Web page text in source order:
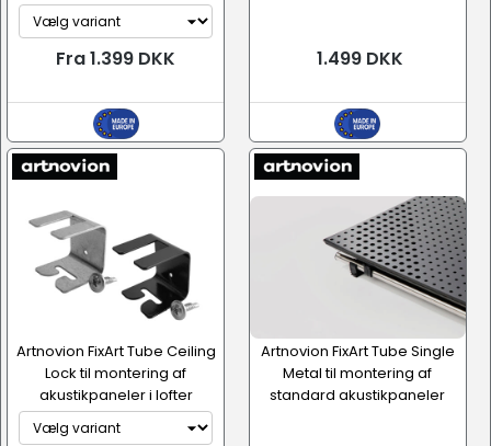
Fra 1.399 DKK 1.499 DKK
Artnovion FixArt Tube Ceiling
Lock til montering af
akustikpaneler i lofter
Artnovion FixArt Tube Single
Metal til montering af
standard akustikpaneler